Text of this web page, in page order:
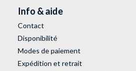
Info & aide
Contact
Disponibilité
Modes de paiement
Expédition et retrait